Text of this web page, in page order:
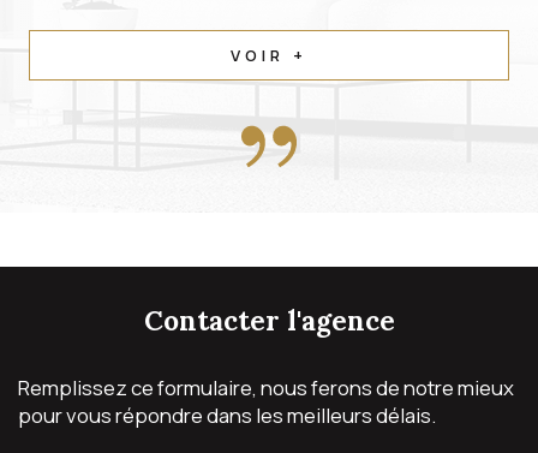
VOIR +
contacter l'agence
Remplissez ce formulaire, nous ferons de notre mieux
pour vous répondre dans les meilleurs délais.